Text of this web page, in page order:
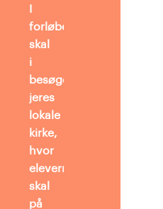
forløbet
skal
i
besøge
jeres
lokale
kirke,
hvor
eleverne
skal
på